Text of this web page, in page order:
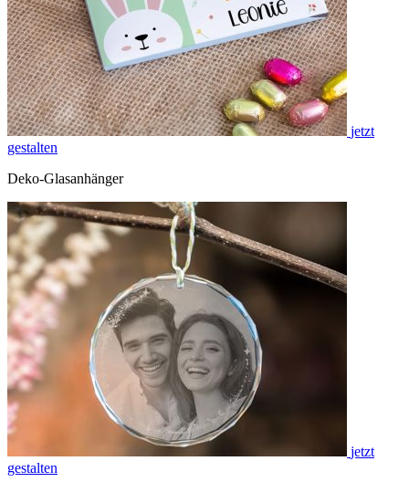
jetzt
gestalten
Deko-Glasanhänger
jetzt
gestalten